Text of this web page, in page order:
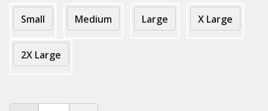
Small Medium Large X Large
2X Large